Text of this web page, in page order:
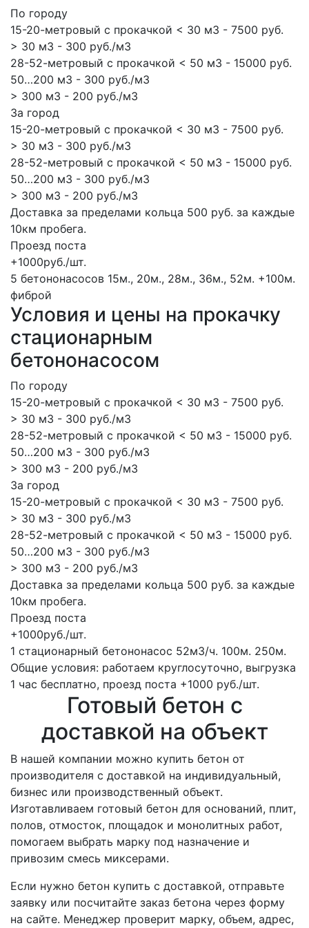
По городу
15-20-метровый с прокачкой < 30 м3 - 7500 руб.
> 30 м3 - 300 руб./м3
28-52-метровый с прокачкой < 50 м3 - 15000 руб.
50…200 м3 - 300 руб./м3
> 300 м3 - 200 руб./м3
За город
15-20-метровый с прокачкой < 30 м3 - 7500 руб.
> 30 м3 - 300 руб./м3
28-52-метровый с прокачкой < 50 м3 - 15000 руб.
50…200 м3 - 300 руб./м3
> 300 м3 - 200 руб./м3
Доставка за пределами кольца 500 руб. за каждые
10км пробега.
Проезд поста
+1000руб./шт.
5 бетононасосов 15м., 20м., 28м., 36м., 52м. +100м.
фиброй
Условия и цены на прокачку
стационарным
бетононасосом
По городу
15-20-метровый с прокачкой < 30 м3 - 7500 руб.
> 30 м3 - 300 руб./м3
28-52-метровый с прокачкой < 50 м3 - 15000 руб.
50…200 м3 - 300 руб./м3
> 300 м3 - 200 руб./м3
За город
15-20-метровый с прокачкой < 30 м3 - 7500 руб.
> 30 м3 - 300 руб./м3
28-52-метровый с прокачкой < 50 м3 - 15000 руб.
50…200 м3 - 300 руб./м3
> 300 м3 - 200 руб./м3
Доставка за пределами кольца 500 руб. за каждые
10км пробега.
Проезд поста
+1000руб./шт.
1 стационарный бетононасос 52м3/ч. 100м. 250м.
Общие условия: работаем круглосуточно, выгрузка
1 час бесплатно, проезд поста +1000 руб./шт.
Готовый бетон с
доставкой на объект
В нашей компании можно купить бетон от
производителя с доставкой на индивидуальный,
бизнес или производственный объект.
Изготавливаем готовый бетон для оснований, плит,
полов, отмосток, площадок и монолитных работ,
помогаем выбрать марку под назначение и
привозим смесь миксерами.
Если нужно бетон купить с доставкой, отправьте
заявку или посчитайте заказ бетона через форму
на сайте. Менеджер проверит марку, объем, адрес,